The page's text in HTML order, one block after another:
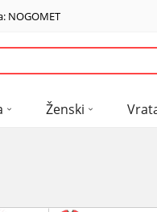
NOGOMET
Ženski